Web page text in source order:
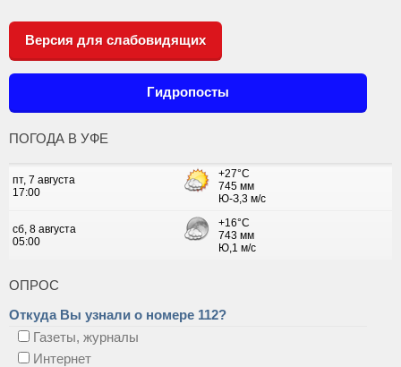
Версия для слабовидящих
Гидропосты
ПОГОДА В УФЕ
ОПРОС
Откуда Вы узнали о номере 112?
Газеты, журналы
Интернет